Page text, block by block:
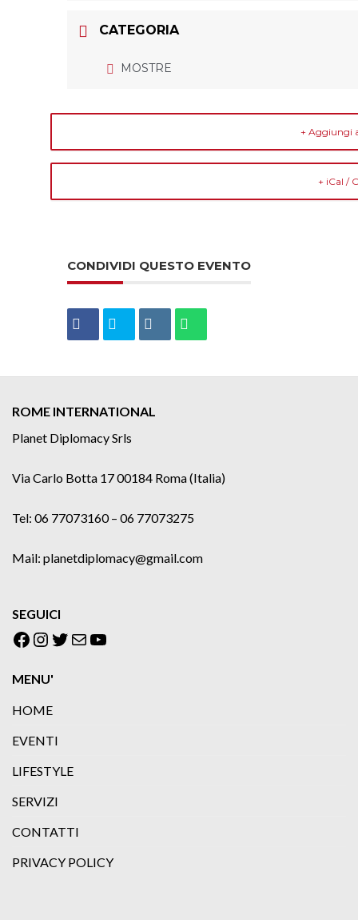
CATEGORIA
MOSTRE
+ Aggiungi
+ iCal /
CONDIVIDI QUESTO EVENTO
ROME INTERNATIONAL
Planet Diplomacy Srls
Via Carlo Botta 17 00184 Roma (Italia)
Tel: 06 77073160 – 06 77073275
Mail: planetdiplomacy@gmail.com
SEGUICI
Facebook
Instagram
Twitter
EmailYouTube
MENU'
HOME
EVENTI
LIFESTYLE
SERVIZI
CONTATTI
PRIVACY POLICY